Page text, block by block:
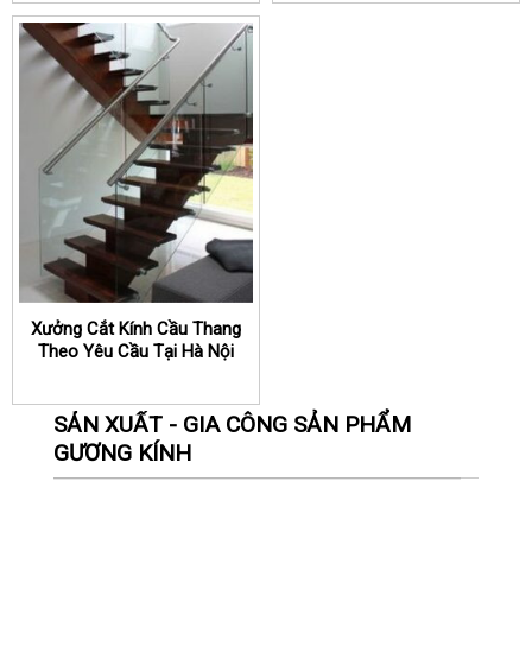
Xưởng Cắt Kính Cầu Thang
Theo Yêu Cầu Tại Hà Nội
SẢN XUẤT - GIA CÔNG SẢN PHẨM
GƯƠNG KÍNH